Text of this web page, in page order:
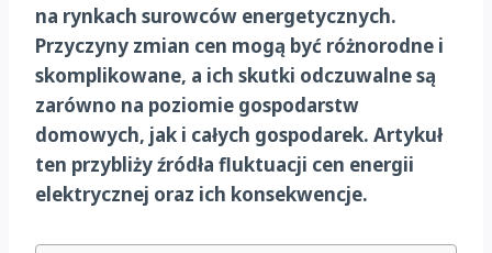
na rynkach surowców energetycznych.
Przyczyny zmian cen mogą być różnorodne i
skomplikowane, a ich skutki odczuwalne są
zarówno na poziomie gospodarstw
domowych, jak i całych gospodarek. Artykuł
ten przybliży źródła fluktuacji cen energii
elektrycznej oraz ich konsekwencje.